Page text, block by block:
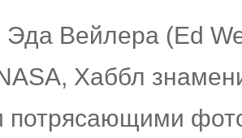
Вейлера (Ed
Хаббл
потрясающими